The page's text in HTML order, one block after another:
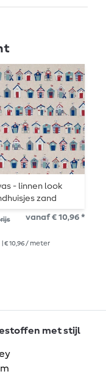
- linnen look
zand
vanaf € 10,96 *
| € 10,96 / meter
met stijl